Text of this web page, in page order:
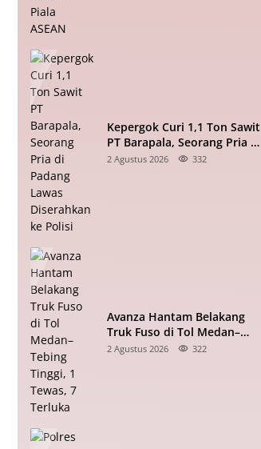
Kepergok Curi 1,1 Ton Sawit
PT Barapala, Seorang Pria di
Padang Lawas Diserahkan ke
2 Agustus 2026 332
Avanza Hantam Belakang
Truk Fuso di Tol Medan–
Tebing Tinggi, 1 Tewas, 7
2 Agustus 2026 322